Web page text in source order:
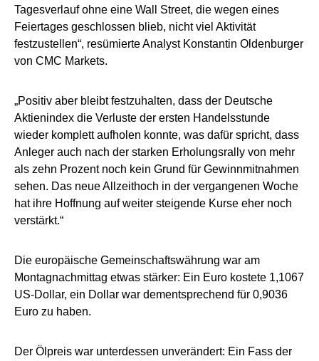
Tagesverlauf ohne eine Wall Street, die wegen eines
Feiertages geschlossen blieb, nicht viel Aktivität
festzustellen“, resümierte Analyst Konstantin Oldenburger
von CMC Markets.
„Positiv aber bleibt festzuhalten, dass der Deutsche
Aktienindex die Verluste der ersten Handelsstunde
wieder komplett aufholen konnte, was dafür spricht, dass
Anleger auch nach der starken Erholungsrally von mehr
als zehn Prozent noch kein Grund für Gewinnmitnahmen
sehen. Das neue Allzeithoch in der vergangenen Woche
hat ihre Hoffnung auf weiter steigende Kurse eher noch
verstärkt.“
Die europäische Gemeinschaftswährung war am
Montagnachmittag etwas stärker: Ein Euro kostete 1,1067
US-Dollar, ein Dollar war dementsprechend für 0,9036
Euro zu haben.
Der Ölpreis war unterdessen unverändert: Ein Fass der